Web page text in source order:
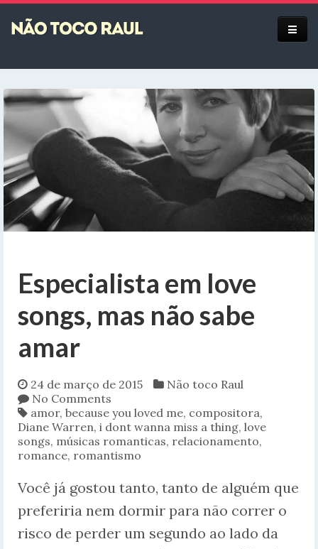
Equipe
Especialista em love
songs, mas não sabe
amar
24 de março de 2015
Não toco Raul
No Comments
amor, because you loved me, compositora,
Diane Warren, i dont wanna miss a thing, love
songs, músicas romanticas, relacionamento,
romance, romantismo
Você já gostou tanto, tanto de alguém que
preferiria nem dormir para não correr o
risco de perder um segundo ao lado da